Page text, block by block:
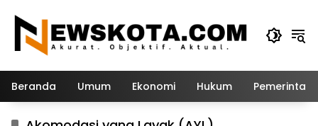
konten
Beranda Umum Ekonomi Hukum